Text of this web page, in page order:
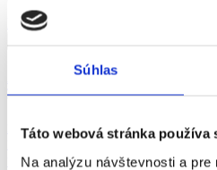
Súhlas
Táto webová stránka používa
Na analýzu návštevnosti a
Detail ponuky
AZ. MODERNÝ 1-IZBOVÝ BYT S
TRNAVA
Druh:predaj
Úžitková plocha: 28m2